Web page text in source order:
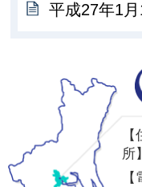
平成27年1
【
所】